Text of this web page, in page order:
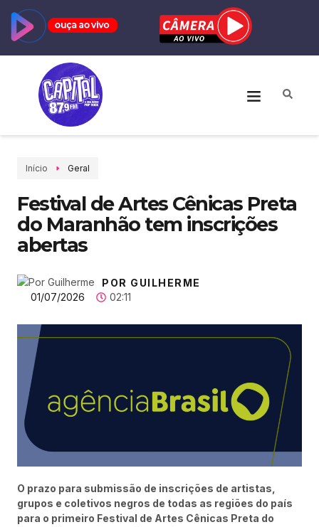
Início Geral
Festival de Artes Cênicas Preta
do Maranhão tem inscrições
abertas
POR GUILHERME
01/07/2026
02:11
O prazo para submissão de inscrições de artistas,
grupos e coletivos negros de todas as regiões do país
para o primeiro Festival de Artes Cênicas Preta do